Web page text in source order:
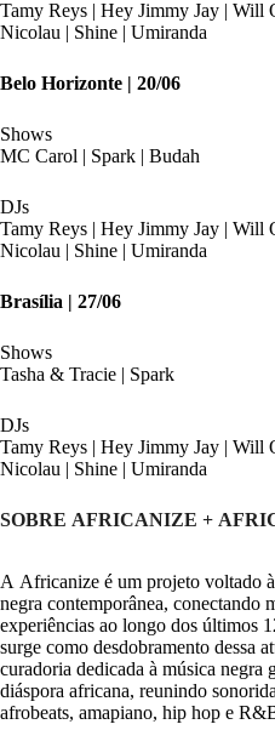
Tamy Reys | Hey Jimmy Jay | Will
Nicolau | Shine | Umiranda
Belo Horizonte | 20/06
Shows
MC Carol | Spark | Budah
DJs
Tamy Reys | Hey Jimmy Jay | Will
Nicolau | Shine | Umiranda
Brasília | 27/06
Shows
Tasha & Tracie | Spark
DJs
Tamy Reys | Hey Jimmy Jay | Will
Nicolau | Shine | Umiranda
SOBRE AFRICANIZE +
A Africanize é um projeto voltado
negra contemporânea, conectando
experiências ao longo dos últimos
surge como desdobramento dessa
curadoria dedicada à música negra
diáspora africana, reunindo
afrobeats, amapiano, hip hop e